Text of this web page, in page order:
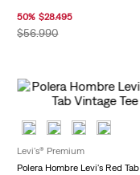
50% $28.495
$56.990
Levi's® Premium
Polera Hombre Levi's Red Tab